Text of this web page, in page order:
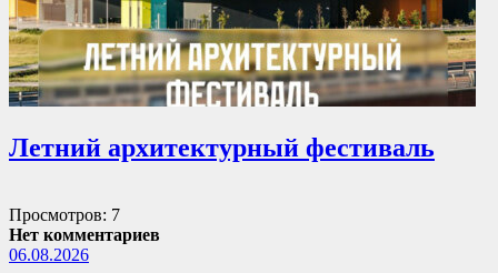
Летний архитектурный фестиваль
Просмотров: 7
Нет комментариев
06.08.2026